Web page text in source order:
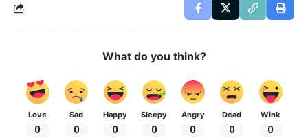
What do you think?
Love
0
Sad
0
Happy
0
Sleepy
0
Angry
0
Dead
0
Wink
0